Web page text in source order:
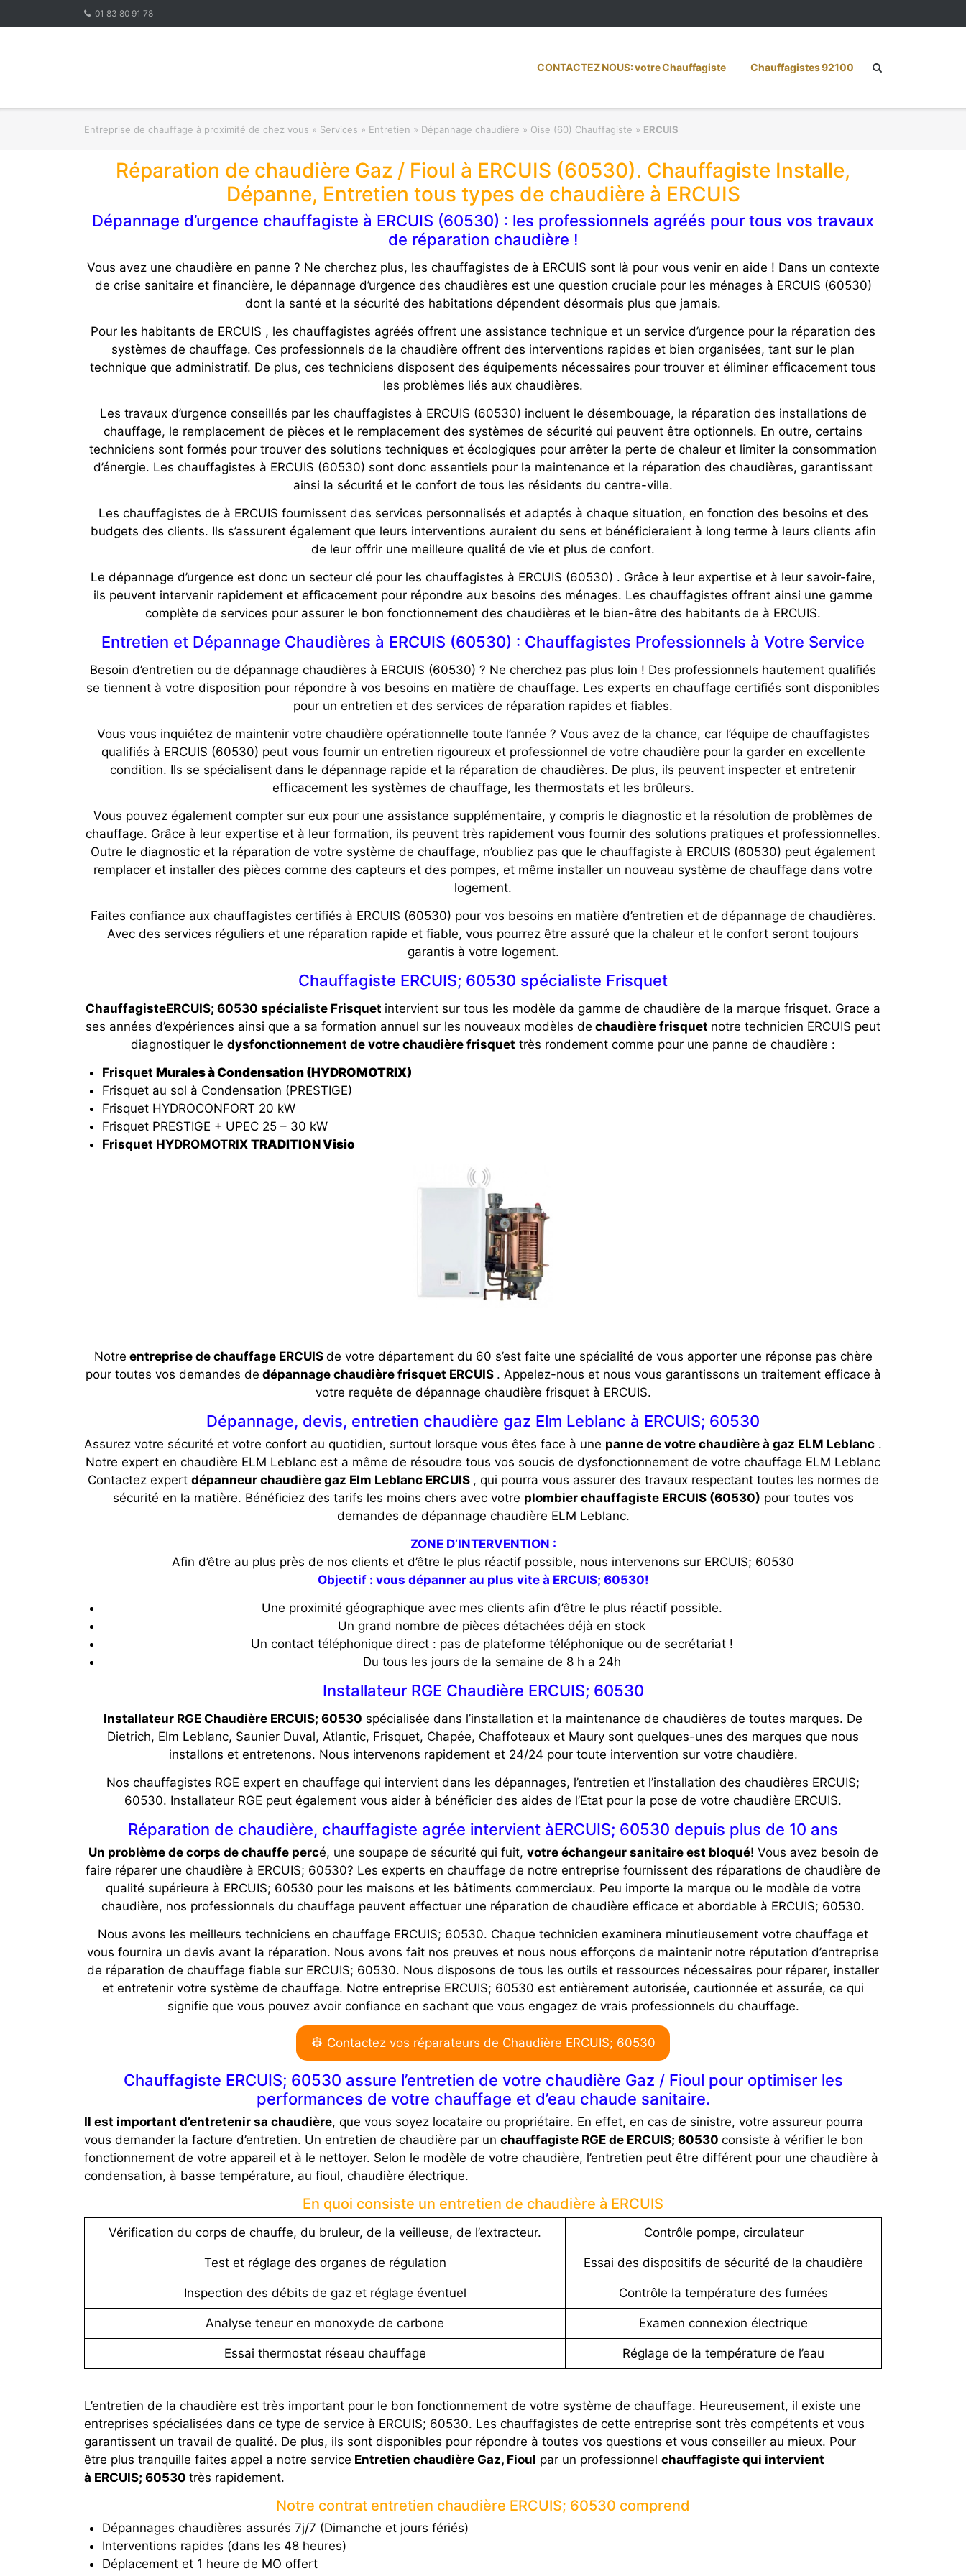
01 83 80 91 78
CONTACTEZ NOUS: votre Chauffagiste Chauffagistes 92100
Entreprise de chauffage à proximité de chez vous » Services » Entretien » Dépannage chaudière » Oise (60) Chauffagiste » ERCUIS
Réparation de chaudière Gaz / Fioul à ERCUIS (60530). Chauffagiste Installe,
Dépanne, Entretien tous types de chaudière à ERCUIS
Dépannage d’urgence chauffagiste à ERCUIS (60530) : les professionnels agréés pour tous vos travaux
de réparation chaudière !
Vous avez une chaudière en panne ? Ne cherchez plus, les chauffagistes de à ERCUIS sont là pour vous venir en aide ! Dans un contexte
de crise sanitaire et financière, le dépannage d’urgence des chaudières est une question cruciale pour les ménages à ERCUIS (60530)
dont la santé et la sécurité des habitations dépendent désormais plus que jamais.
Pour les habitants de ERCUIS , les chauffagistes agréés offrent une assistance technique et un service d’urgence pour la réparation des
systèmes de chauffage. Ces professionnels de la chaudière offrent des interventions rapides et bien organisées, tant sur le plan
technique que administratif. De plus, ces techniciens disposent des équipements nécessaires pour trouver et éliminer efficacement tous
les problèmes liés aux chaudières.
Les travaux d’urgence conseillés par les chauffagistes à ERCUIS (60530) incluent le désembouage, la réparation des installations de
chauffage, le remplacement de pièces et le remplacement des systèmes de sécurité qui peuvent être optionnels. En outre, certains
techniciens sont formés pour trouver des solutions techniques et écologiques pour arrêter la perte de chaleur et limiter la consommation
d’énergie. Les chauffagistes à ERCUIS (60530) sont donc essentiels pour la maintenance et la réparation des chaudières, garantissant
ainsi la sécurité et le confort de tous les résidents du centre-ville.
Les chauffagistes de à ERCUIS fournissent des services personnalisés et adaptés à chaque situation, en fonction des besoins et des
budgets des clients. Ils s’assurent également que leurs interventions auraient du sens et bénéficieraient à long terme à leurs clients afin
de leur offrir une meilleure qualité de vie et plus de confort.
Le dépannage d’urgence est donc un secteur clé pour les chauffagistes à ERCUIS (60530) . Grâce à leur expertise et à leur savoir-faire,
ils peuvent intervenir rapidement et efficacement pour répondre aux besoins des ménages. Les chauffagistes offrent ainsi une gamme
complète de services pour assurer le bon fonctionnement des chaudières et le bien-être des habitants de à ERCUIS.
Entretien et Dépannage Chaudières à ERCUIS (60530) : Chauffagistes Professionnels à Votre Service
Besoin d’entretien ou de dépannage chaudières à ERCUIS (60530) ? Ne cherchez pas plus loin ! Des professionnels hautement qualifiés
se tiennent à votre disposition pour répondre à vos besoins en matière de chauffage. Les experts en chauffage certifiés sont disponibles
pour un entretien et des services de réparation rapides et fiables.
Vous vous inquiétez de maintenir votre chaudière opérationnelle toute l’année ? Vous avez de la chance, car l’équipe de chauffagistes
qualifiés à ERCUIS (60530) peut vous fournir un entretien rigoureux et professionnel de votre chaudière pour la garder en excellente
condition. Ils se spécialisent dans le dépannage rapide et la réparation de chaudières. De plus, ils peuvent inspecter et entretenir
efficacement les systèmes de chauffage, les thermostats et les brûleurs.
Vous pouvez également compter sur eux pour une assistance supplémentaire, y compris le diagnostic et la résolution de problèmes de
chauffage. Grâce à leur expertise et à leur formation, ils peuvent très rapidement vous fournir des solutions pratiques et professionnelles.
Outre le diagnostic et la réparation de votre système de chauffage, n’oubliez pas que le chauffagiste à ERCUIS (60530) peut également
remplacer et installer des pièces comme des capteurs et des pompes, et même installer un nouveau système de chauffage dans votre
logement.
Faites confiance aux chauffagistes certifiés à ERCUIS (60530) pour vos besoins en matière d’entretien et de dépannage de chaudières.
Avec des services réguliers et une réparation rapide et fiable, vous pourrez être assuré que la chaleur et le confort seront toujours
garantis à votre logement.
Chauffagiste ERCUIS; 60530 spécialiste Frisquet
ChauffagisteERCUIS; 60530 spécialiste Frisquet intervient sur tous les modèle da gamme de chaudière de la marque frisquet. Grace a
ses années d’expériences ainsi que a sa formation annuel sur les nouveaux modèles de chaudière frisquet notre technicien ERCUIS peut
diagnostiquer le dysfonctionnement de votre chaudière frisquet très rondement comme pour une panne de chaudière :
Frisquet Murales à Condensation (HYDROMOTRIX)
Frisquet au sol à Condensation (PRESTIGE)
Frisquet HYDROCONFORT 20 kW
Frisquet PRESTIGE + UPEC 25 – 30 kW
Frisquet HYDROMOTRIX TRADITION Visio
Notre entreprise de chauffage ERCUIS de votre département du 60 s’est faite une spécialité de vous apporter une réponse pas chère
pour toutes vos demandes de dépannage chaudière frisquet ERCUIS . Appelez-nous et nous vous garantissons un traitement efficace à
votre requête de dépannage chaudière frisquet à ERCUIS.
Dépannage, devis, entretien chaudière gaz Elm Leblanc à ERCUIS; 60530
Assurez votre sécurité et votre confort au quotidien, surtout lorsque vous êtes face à une panne de votre chaudière à gaz ELM Leblanc .
Notre expert en chaudière ELM Leblanc est a même de résoudre tous vos soucis de dysfonctionnement de votre chauffage ELM Leblanc
Contactez expert dépanneur chaudière gaz Elm Leblanc ERCUIS , qui pourra vous assurer des travaux respectant toutes les normes de
sécurité en la matière. Bénéficiez des tarifs les moins chers avec votre plombier chauffagiste ERCUIS (60530) pour toutes vos
demandes de dépannage chaudière ELM Leblanc.
ZONE D’INTERVENTION :
Afin d’être au plus près de nos clients et d’être le plus réactif possible, nous intervenons sur ERCUIS; 60530
Objectif : vous dépanner au plus vite à ERCUIS; 60530!
Une proximité géographique avec mes clients afin d’être le plus réactif possible.
Un grand nombre de pièces détachées déjà en stock
Un contact téléphonique direct : pas de plateforme téléphonique ou de secrétariat !
Du tous les jours de la semaine de 8 h a 24h
Installateur RGE Chaudière ERCUIS; 60530
Installateur RGE Chaudière ERCUIS; 60530 spécialisée dans l’installation et la maintenance de chaudières de toutes marques. De
Dietrich, Elm Leblanc, Saunier Duval, Atlantic, Frisquet, Chapée, Chaffoteaux et Maury sont quelques-unes des marques que nous
installons et entretenons. Nous intervenons rapidement et 24/24 pour toute intervention sur votre chaudière.
Nos chauffagistes RGE expert en chauffage qui intervient dans les dépannages, l’entretien et l’installation des chaudières ERCUIS;
60530. Installateur RGE peut également vous aider à bénéficier des aides de l’Etat pour la pose de votre chaudière ERCUIS.
Réparation de chaudière, chauffagiste agrée intervient àERCUIS; 60530 depuis plus de 10 ans
Un problème de corps de chauffe percé, une soupape de sécurité qui fuit, votre échangeur sanitaire est bloqué! Vous avez besoin de
faire réparer une chaudière à ERCUIS; 60530? Les experts en chauffage de notre entreprise fournissent des réparations de chaudière de
qualité supérieure à ERCUIS; 60530 pour les maisons et les bâtiments commerciaux. Peu importe la marque ou le modèle de votre
chaudière, nos professionnels du chauffage peuvent effectuer une réparation de chaudière efficace et abordable à ERCUIS; 60530.
Nous avons les meilleurs techniciens en chauffage ERCUIS; 60530. Chaque technicien examinera minutieusement votre chauffage et
vous fournira un devis avant la réparation. Nous avons fait nos preuves et nous nous efforçons de maintenir notre réputation d’entreprise
de réparation de chauffage fiable sur ERCUIS; 60530. Nous disposons de tous les outils et ressources nécessaires pour réparer, installer
et entretenir votre système de chauffage. Notre entreprise ERCUIS; 60530 est entièrement autorisée, cautionnée et assurée, ce qui
signifie que vous pouvez avoir confiance en sachant que vous engagez de vrais professionnels du chauffage.
👷 Contactez vos réparateurs de Chaudière ERCUIS; 60530
Chauffagiste ERCUIS; 60530 assure l’entretien de votre chaudière Gaz / Fioul pour optimiser les
performances de votre chauffage et d’eau chaude sanitaire.
Il est important d’entretenir sa chaudière, que vous soyez locataire ou propriétaire. En effet, en cas de sinistre, votre assureur pourra
vous demander la facture d’entretien. Un entretien de chaudière par un chauffagiste RGE de ERCUIS; 60530 consiste à vérifier le bon
fonctionnement de votre appareil et à le nettoyer. Selon le modèle de votre chaudière, l’entretien peut être différent pour une chaudière à
condensation, à basse température, au fioul, chaudière électrique.
En quoi consiste un entretien de chaudière à ERCUIS
Vérification du corps de chauffe, du bruleur, de la veilleuse, de l’extracteur. Contrôle pompe, circulateur
Test et réglage des organes de régulation Essai des dispositifs de sécurité de la chaudière
Inspection des débits de gaz et réglage éventuel Contrôle la température des fumées
Analyse teneur en monoxyde de carbone Examen connexion électrique
Essai thermostat réseau chauffage Réglage de la température de l’eau
L’entretien de la chaudière est très important pour le bon fonctionnement de votre système de chauffage. Heureusement, il existe une
entreprises spécialisées dans ce type de service à ERCUIS; 60530. Les chauffagistes de cette entreprise sont très compétents et vous
garantissent un travail de qualité. De plus, ils sont disponibles pour répondre à toutes vos questions et vous conseiller au mieux. Pour
être plus tranquille faites appel a notre service Entretien chaudière Gaz, Fioul par un professionnel chauffagiste qui intervient
à ERCUIS; 60530 très rapidement.
Notre contrat entretien chaudière ERCUIS; 60530 comprend
Dépannages chaudières assurés 7j/7 (Dimanche et jours fériés)
Interventions rapides (dans les 48 heures)
Déplacement et 1 heure de MO offert